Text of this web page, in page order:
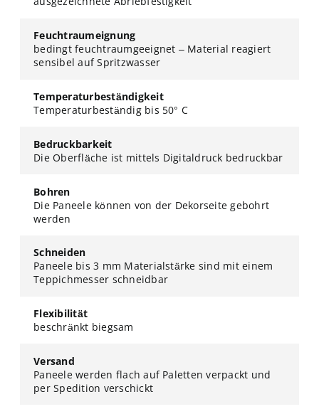
Feuchtraumeignung
bedingt feuchtraumgeeignet – Material reagiert
sensibel auf Spritzwasser
Temperaturbeständigkeit
Temperaturbeständig bis 50° C
Bedruckbarkeit
Die Oberfläche ist mittels Digitaldruck bedruckbar
Bohren
Die Paneele können von der Dekorseite gebohrt
werden
Schneiden
Paneele bis 3 mm Materialstärke sind mit einem
Teppichmesser schneidbar
Flexibilität
beschränkt biegsam
Versand
Paneele werden flach auf Paletten verpackt und
per Spedition verschickt